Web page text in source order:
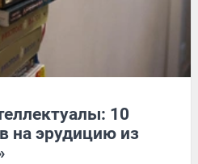
10
на эрудицию из